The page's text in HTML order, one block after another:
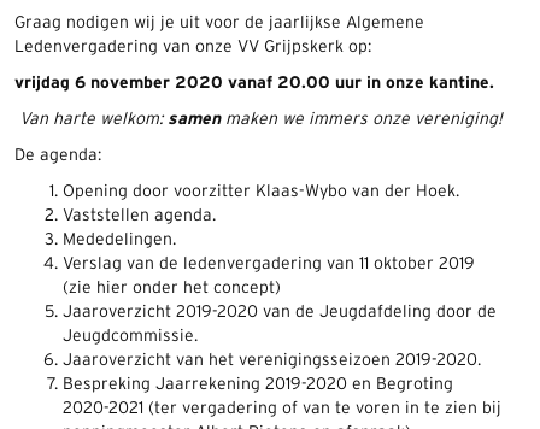
Graag nodigen wij je uit voor de jaarlijkse Algemene
Ledenvergadering van onze VV Grijpskerk op:
vrijdag 6 november 2020 vanaf 20.00 uur in onze kantine.
Van harte welkom: samenmaken we immers onze vereniging!
De agenda:
Opening door voorzitter Klaas-Wybo van der Hoek.
Vaststellen agenda.
Mededelingen.
Verslag van de ledenvergadering van 11 oktober 2019
(zie hier onder het concept)
Jaaroverzicht 2019-2020 van de Jeugdafdeling door de
Jeugdcommissie.
Jaaroverzicht van het verenigingsseizoen 2019-2020.
Bespreking Jaarrekening 2019-2020 en Begroting
2020-2021 (ter vergadering of van te voren in te zien bij